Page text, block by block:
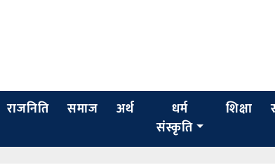
राजनिति समाज अर्थ
धर्म
संस्कृति
शिक्षा